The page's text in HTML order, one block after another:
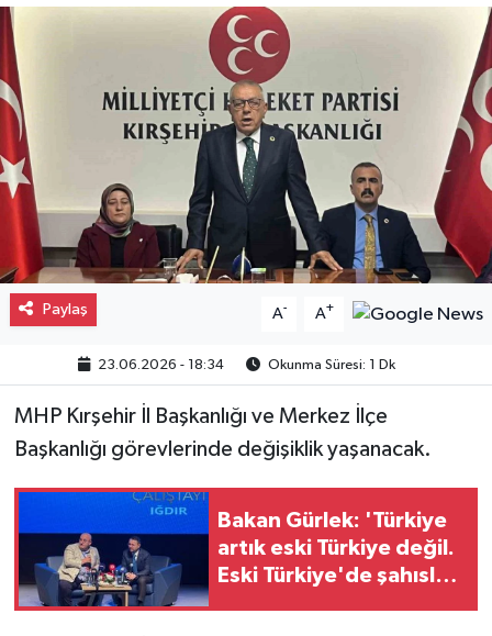
Paylaş A- A+
23.06.2026 - 18:34 Okunma Süresi: 1 Dk
MHP Kırşehir İl Başkanlığı ve Merkez İlçe
Başkanlığı görevlerinde değişiklik yaşanacak.
Bakan Gürlek: 'Türkiye
artık eski Türkiye değil.
Eski Türkiye'de şahıslar
Gayrimenkul
Spor
Eğitim